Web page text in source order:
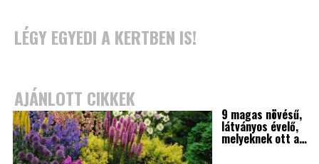
LÉGY EGYEDI A KERTBEN IS!
AJÁNLOTT CIKKEK
9 magas növésű,
látványos évelő,
melyeknek ott a…